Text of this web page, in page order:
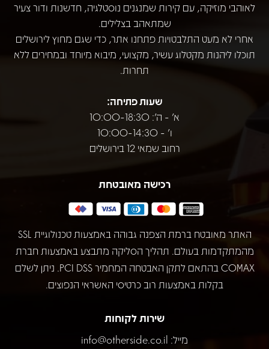
לאוהבי מוזיקה, עם קירות שמנגנים נוסטלגיה, חדשנות ודור צעיר
שמתאהב בצלילים.
אחרי לא מעט התלבטויות פתחנו אתר, כדי שגם מחוץ לירושלים
תוכלו ליהנות מקטלוג עשיר, מקצועי, מיבוא מיוחד ובמחירים ללא
תחרות.
שעות פתיחה:
א' - ה': 10:00-18:30
ו' - 10:00-14:30
רחוב שמאי 12 בירושלים
רכישה מאובטחת
האתר מאובטח ברמת הצפנה גבוהה באמצעות טכנולוגיית SSL
מהמתקדמות בעולם. תהליך הסליקה מתבצע באמצעות חברת
COMAX בהתאם לתקן האבטחה המחמיר PCI DSS. ניתן לשלם
בקלות באמצעות רוב כרטיסי האשראי הנפוצים.
שירות לקוחות
מייל: info@otherside.co.il